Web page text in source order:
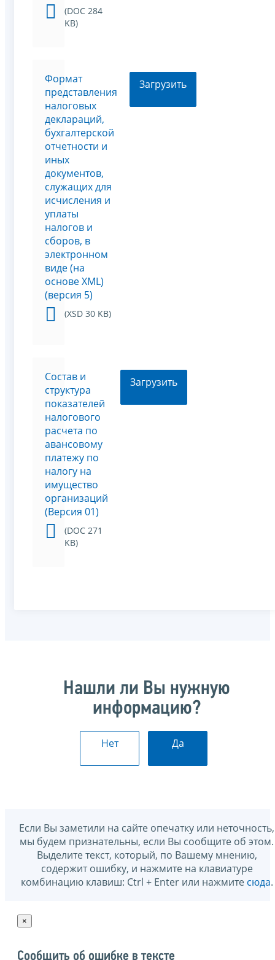
(DOC 284
KB)
Формат
представления
налоговых
деклараций,
бухгалтерской
отчетности и
иных
документов,
служащих для
исчисления и
уплаты
налогов и
сборов, в
электронном
виде (на
основе XML)
(версия 5)
(XSD 30 KB)
Загрузить
Состав и
структура
показателей
налогового
расчета по
авансовому
платежу по
налогу на
имущество
организаций
(Версия 01)
(DOC 271
KB)
Загрузить
Нашли ли Вы нужную
информацию?
Нет Да
Если Вы заметили на сайте опечатку или неточность,
мы будем признательны, если Вы сообщите об этом.
Выделите текст, который, по Вашему мнению,
содержит ошибку, и нажмите на клавиатуре
комбинацию клавиш: Ctrl + Enter или нажмите сюда.
×
Сообщить об ошибке в тексте